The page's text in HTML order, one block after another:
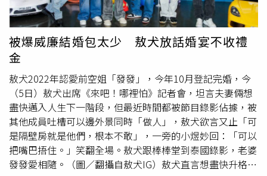
想，她們也願意付出一切，陪伴對方一起打拼。處女女的
「傻」表現在她們對愛的務實態度上，認為彼此只要有共同
的目標和信念，就能克服一切困難，但也要注意適時為自己
考量，避免一味犧牲。●雙魚座：愛的能量、天涯相隨雙魚
女是浪漫愛情的化身，對愛的憧憬與期待，容易在感情中全
心投入，認為只要有愛，任何困難都不是問題。雙魚女的
「傻」在於她們常常忽略現實條件，只因為一句承諾或一個
溫柔的眼神，就願意把自己託付給對方，也使她們在婚姻中
展現無私的愛，並願意跟隨伴侶到任何地方；雙魚女需要學
會在愛情中保有一絲理智，才能確保自己的幸福不被辜負。
●天秤座：害怕孤單、為愛妥協天秤女追求感情中的和諧與
平衡，對婚姻充滿憧憬，害怕孤單，認為有伴侶的生活才能
被爆威廉結婚包太少 敖犬放話婚宴不收禮
金
敖犬2022年認愛前空姐「發發」，今年10月登記完婚，今
（5日）敖犬出席《來吧！哪裡怕》記者會，坦言夫妻倆想
盡快邁入人生下一階段，但最近時間都被節目錄影佔據，被
其他成員吐槽可以邊外景同時「做人」，敖犬欲言又止「可
是隔壁房就是他們，根本不敢」，一旁的小煜妙回：「可以
把嘴巴捂住。」笑翻全場。敖犬跟棒棒堂到泰國錄影，老婆
發發愛相隨。（圖／翻攝自敖犬IG）敖犬直言想盡快升格人